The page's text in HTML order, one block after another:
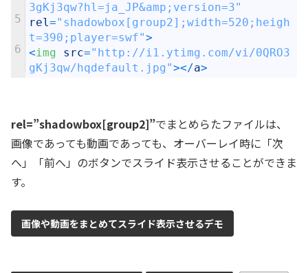
5
6
3gKj3qw?hl=ja_JP&amp;version=3"
rel="shadowbox[group2];width=520;heigh
t=390;player=swf">
<img src="http://i1.ytimg.com/vi/0QRO3
gKj3qw/hqdefault.jpg"></a>
rel=”shadowbox[group2]”でまとめらたファイルは、
画像であっても動画であっても、オーバーレイ時に「次
へ」「前へ」のボタンでスライド表示させることができま
す。
画像や動画をまとめてスライド表示させるデモ